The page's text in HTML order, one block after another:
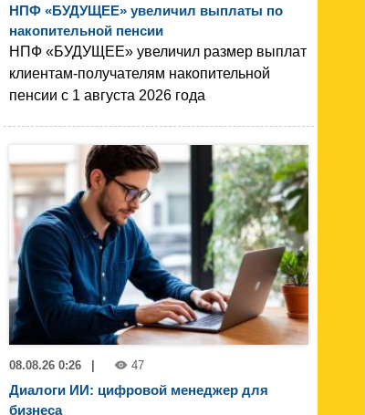
НПФ «БУДУЩЕЕ» увеличил выплаты по
накопительной пенсии
НПФ «БУДУЩЕЕ» увеличил размер выплат
клиентам-получателям накопительной
пенсии с 1 августа 2026 года
08.08.26 0:26 47
Диалоги ИИ: цифровой менеджер для
бизнеса